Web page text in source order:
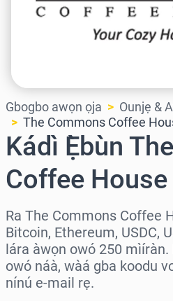
Gbogbo awọn ọja
Ounjẹ &
The Commons Coffee
Kádì Ẹ̀bùn
Coffee House
Ra The Commons Coffee
Bitcoin, Ethereum, USDC,
lára àwọn owó 250
owó náà, wàá gba koodu
nínú e-mail rẹ.